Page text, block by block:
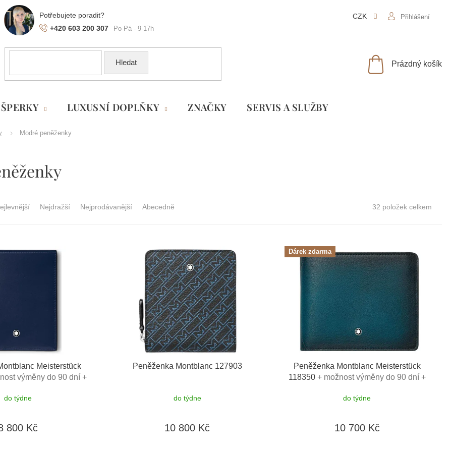
+420 603 200 307
CZK Přihlášení
Hledat
NÁKUPNÍ
Prázdný košík
ŠPERKY LUXUSNÍ DOPLŇKY ZNAČKY SLUŽBY
Modré peněženky
Nejdražší Nejprodávanější Abecedně 32 položek celkem
Meisterstück
výměny do 90 dní +
do týdne
800 Kč
Peněženka Montblanc 127903
do týdne
10 800 Kč
Dárek zdarma
Peněženka Montblanc Meisterstück
118350 + možnost výměny do 90 dní +
do týdne
10 700 Kč